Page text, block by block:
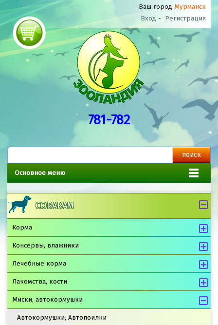
Ваш город Мурманск
Вход - Регистрация
781-782
Основное меню
СОБАКАМ
Корма
Консервы, влажники
Лечебные корма
Лакомства, кости
Миски, автокормушки
Автокормушки, Автопоилки